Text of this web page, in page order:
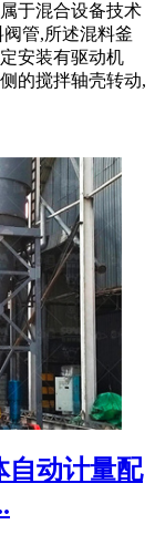
于混合设备技术
管,所述混料釜
安装有驱动机
的搅拌轴壳转动,
自动计量配